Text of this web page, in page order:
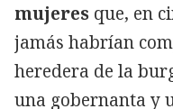
mujeres que, en
jamás habrían
heredera de la
una gobernanta y